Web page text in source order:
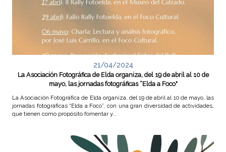
21/04/2024
La Asociación Fotográfica de Elda organiza, del 19 de abril al 10 de
mayo, las jornadas fotográficas “Elda a Foco"
La Asociación Fotográfica de Elda organiza, del 19 de abril al 10 de mayo, las
jornadas fotográficas “Elda a Foco”, con una gran diversidad de actividades,
que tienen como propósito fomentar y...